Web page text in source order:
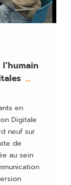
→
en
Digitale
neuf sur
de
au sein